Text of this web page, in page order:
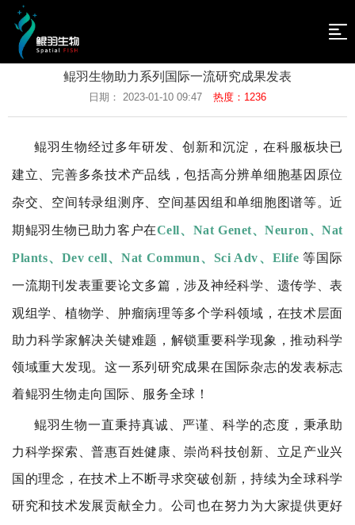
网
站
们
首
页
鲲羽生物助力系列国际一流研究成果发表
日期： 2023-01-10 09:47 热度：1236
鲲羽生物经过多年研发、创新和沉淀，在科服板块已
建立、完善多条技术产品线，包括高分辨单细胞基因原位
杂交、空间转录组测序、空间基因组和单细胞图谱等。近
期鲲羽生物已助力客户在Cell、 Nat Genet、Neuron、Nat
Plants、 Dev cell、Nat Commun、 Sci Adv、 Elife 等国际
一流期刊发表重要论文多篇 ，涉及神经科学、遗传学、表
观组学、植物学、肿瘤病理等多个学科领域，在技术层面
助力科学家解决关键难题，解锁重要科学现象，推动科学
领域重大发现。这一系列研究成果在国际杂志的发表标志
着鲲羽生物走向国际、 服务全球 ！
鲲羽生物一直秉持真诚、严谨、科学的态度，秉承助
力科学探索、普惠百姓健康、崇尚科技创新、立足产业兴
国的理念，在技术上不断寻求突破创新，持续为全球科学
研究和技术发展贡献全力。公司也在努力为大家提供更好